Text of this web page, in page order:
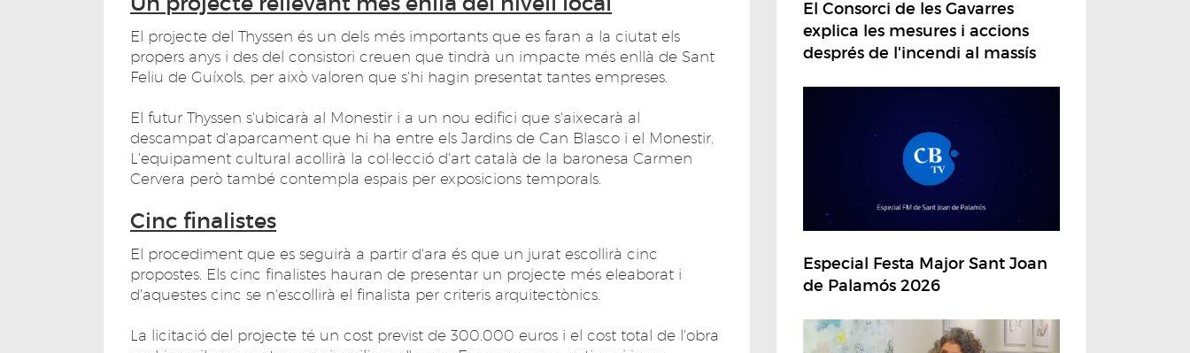
El projecte del Thyssen és un dels més importants que es faran a la ciutat els
propers anys i des del consistori creuen que tindrà un impacte més enllà de Sant
Feliu de Guíxols, per això valoren que s'hi hagin presentat tantes empreses.
El futur Thyssen s'ubicarà al Monestir i a un nou edifici que s'aixecarà al
descampat d'aparcament que hi ha entre els Jardins de Can Blasco i el Monestir.
L'equipament cultural acollirà la col·lecció d'art català de la baronesa Carmen
Cervera però també contempla espais per exposicions temporals.
Cinc finalistes
El procediment que es seguirà a partir d'ara és que un jurat escollirà cinc
propostes. Els cinc finalistes hauran de presentar un projecte més eleaborat i
d'aquestes cinc se n'escollirà el finalista per criteris arquitectònics.
La licitació del projecte té un cost previst de 300.000 euros i el cost total de l'obra
El Consorci de les Gavarres
explica les mesures i accions
després de l'incendi al massís
Especial Festa Major Sant Joan
de Palamós 2026